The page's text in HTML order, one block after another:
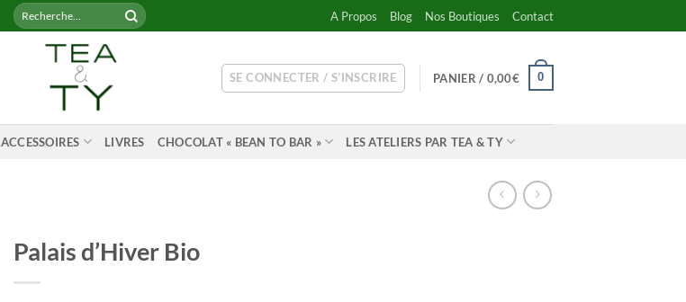
Recherche
pour :
A Propos Blog Nos Boutiques Contact
SE CONNECTER / S’INSCRIRE PANIER / 0,00€ 0
ACCESSOIRES LIVRES CHOCOLAT « BEAN TO BAR » LES ATELIERS PAR TEA & TY
Palais d’Hiver Bio